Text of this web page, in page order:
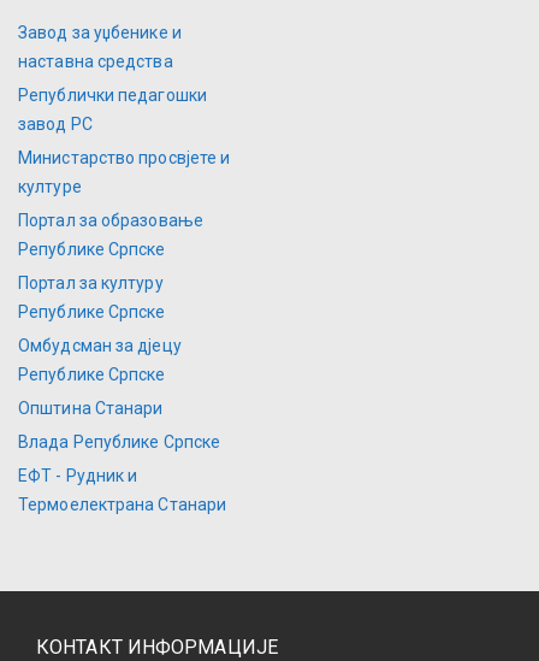
Завод за уџбенике и
наставна средства
Републички педагошки
завод РС
Министарство просвјете и
културе
Портал за образовање
Републике Српске
Портал за културу
Републике Српске
Омбудсман за дјецу
Републике Српске
Општина Станари
Влада Републике Српске
ЕФТ - Рудник и
Термоелектрана Станари
КОНТАКТ ИНФОРМАЦИЈЕ